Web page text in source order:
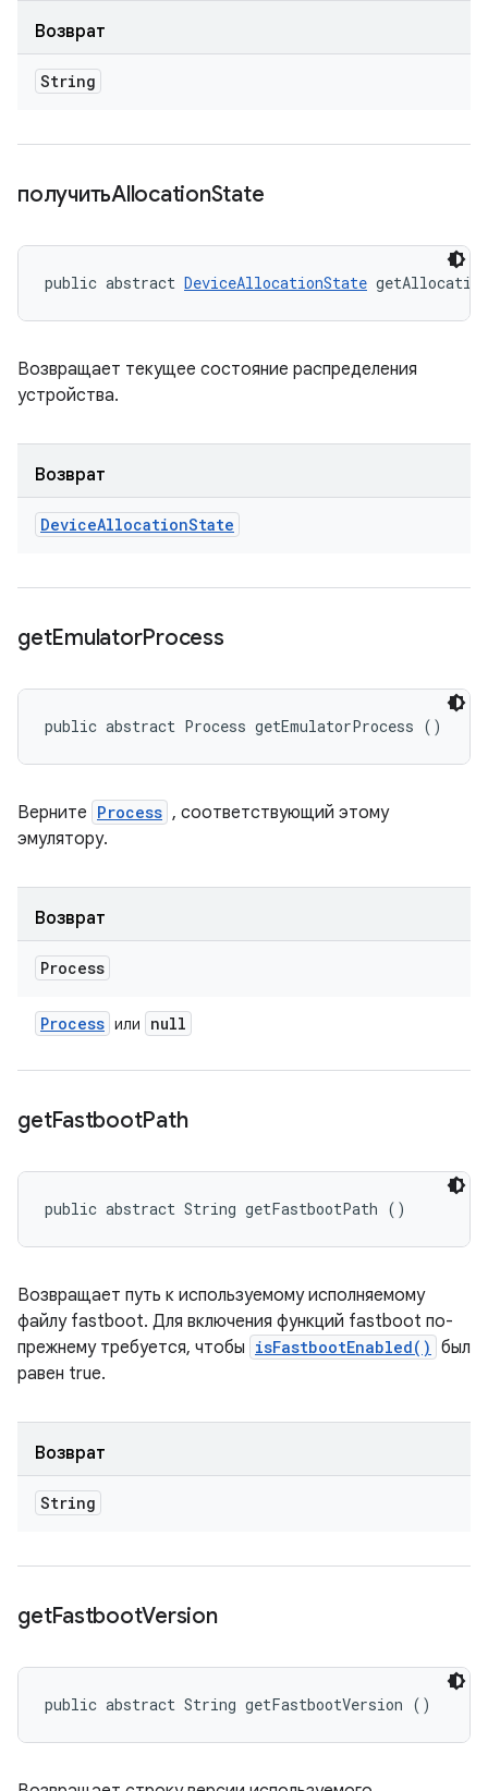
Возврат
String
получитьAllocationState
public abstract DeviceAllocationState
Возвращает текущее состояние распределения
устройства.
Возврат
DeviceAllocationState
getEmulatorProcess
public abstract Process getEmulatorProcess ()
Верните Process , соответствующий этому
эмулятору.
Возврат
Process
Process или null
getFastbootPath
public abstract String getFastbootPath ()
Возвращает путь к используемому исполняемому
файлу fastboot. Для включения функций fastboot по-
прежнему требуется, чтобы isFastbootEnabled() был
равен true.
Возврат
String
getFastbootVersion
public abstract String getFastbootVersion ()